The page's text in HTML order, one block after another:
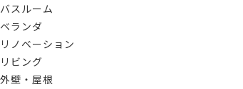
バスルーム
ベランダ
リノベーション
リビング
外壁・屋根